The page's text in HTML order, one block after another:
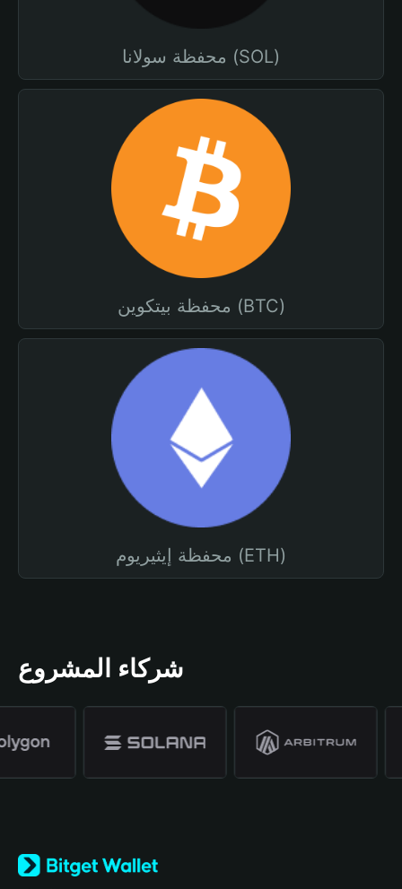
محفظة سولانا (SOL)
محفظة بيتكوين (BTC)
محفظة إيثيريوم (ETH)
شركاء المشروع